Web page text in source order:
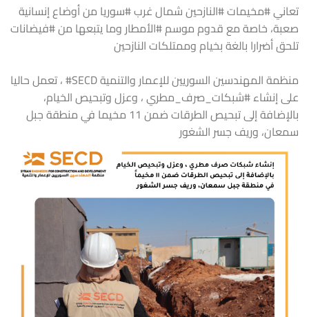
تعاني#مخيمات#النازحينشمال غرب#سوريا من أوضاع إنسانية
صعبة، خاصة مع قدوم موسم#الأمطاروما يتبعها من#فيضانات
تلحق أضرارا بالغة بخيام وممتلكات النازحين
منظمة المهندسين السوريين للإعمار والتنمية#SECD، تعمل حاليا
على إنشاء#شبكات_صرف_مطري، وعزل وتبحيص الخيام،
بالإضافة إلى تبحيص الطرقات ضمن 11 مخيما في منطقة جبل
سمعان، وريف جسر الشغور